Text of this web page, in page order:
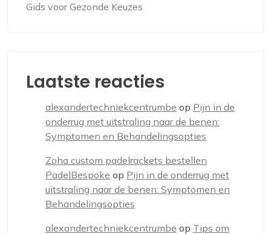
Gids voor Gezonde Keuzes
Laatste reacties
alexandertechniekcentrumbe op Pijn in de
onderrug met uitstraling naar de benen:
Symptomen en Behandelingsopties
Zoha custom padelrackets bestellen
PadelBespoke op Pijn in de onderrug met
uitstraling naar de benen: Symptomen en
Behandelingsopties
alexandertechniekcentrumbe op Tips om